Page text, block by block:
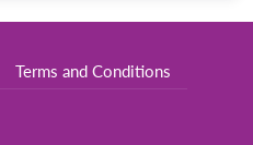
Terms and Conditions